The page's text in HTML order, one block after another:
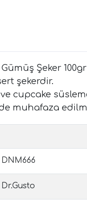
Şeker
şekerdir.
cupcake
muhafaza
DNM666
Dr.Gusto